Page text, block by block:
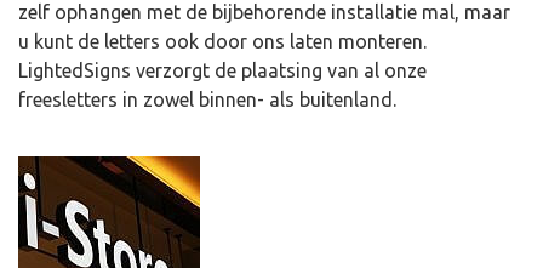
zelf ophangen met de bijbehorende installatie mal, maar
u kunt de letters ook door ons laten monteren.
LightedSigns verzorgt de plaatsing van al onze
freesletters in zowel binnen- als buitenland.